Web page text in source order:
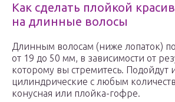
Как сделать плойкой
на длинные волосы
Длинным волосам (ниже лопаток)
от 19 до 50 мм, в зависимости от
которому вы стремитесь. Подойдут
цилиндрические с любым
конусная или плойка-гофре.